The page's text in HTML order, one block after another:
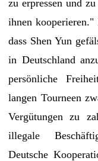
zu erpressen und
ihnen kooperieren."
dass Shen Yun
in Deutschland
persönliche
langen Tourneen
Vergütungen zu
illegale
Deutsche